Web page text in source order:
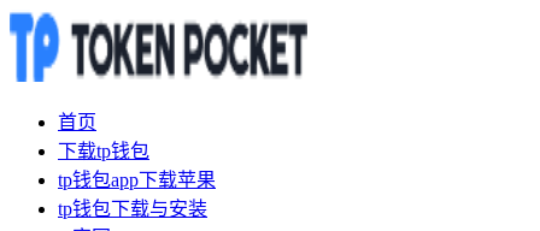
首页
下载tp钱包
tp钱包app下载苹果
tp钱包下载与安装